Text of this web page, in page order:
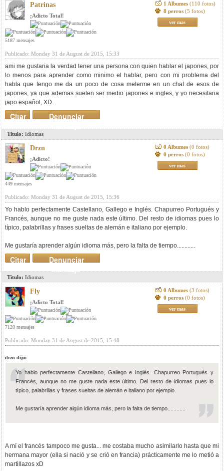
Patrinas
¡Adicto Total!
5187 mensajes
1 Albumes (110 fotos)
8 perros (5 fotos)
ver mas
Publicado: Monday 31 de August de 2015, 15:33
ami me gustaria la verdad tener una persona con quien hablar el japones, por
lo menos para aprender como minimo el hablar, pero con mi problema del
habla que tengo me da un poco de cosa meterme en un chat de esos de
japones, ya que ademas suelen ser medio japones e ingles, y yo necesitaria
japo español, XD.
Denunciar
mensaje
Citar
Titulo: Idiomas
Drzn
¡Adicto!
449 mensajes
0 Albumes (0 fotos)
0 perros (0 fotos)
ver mas
Publicado: Monday 31 de August de 2015, 15:36
Yo hablo perfectamente Castellano, Gallego e Inglés. Chapurreo Portugués y
Francés, aunque no me guste nada este último. Del resto de idiomas pues lo
típico, palabrillas y frases sueltas de alemán e italiano por ejemplo.
Me gustaría aprender algún idioma más, pero la falta de tiempo............
Denunciar
mensaje
Citar
Titulo: Idiomas
Fly
¡Adicto Total!
7120 mensajes
0 Albumes (3 fotos)
0 perros (0 fotos)
ver mas
Publicado: Monday 31 de August de 2015, 15:48
drzn dijo:
Yo hablo perfectamente Castellano, Gallego e Inglés. Chapurreo Portugués y
Francés, aunque no me guste nada este último. Del resto de idiomas pues lo
típico, palabrillas y frases sueltas de alemán e italiano por ejemplo.
Me gustaría aprender algún idioma más, pero la falta de tiempo............
A mí el francés tampoco me gusta... me costaba mucho asimilarlo hasta que mi
hermana mayor (ella si nació y se crió en francia) prácticamente me lo metió a
martillazos xD